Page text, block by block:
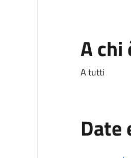
A
A tutti
Date